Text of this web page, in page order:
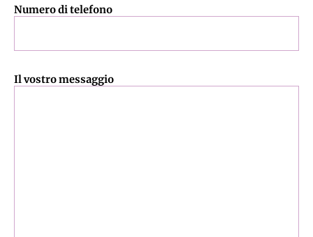
Numero di telefono
Il vostro messaggio